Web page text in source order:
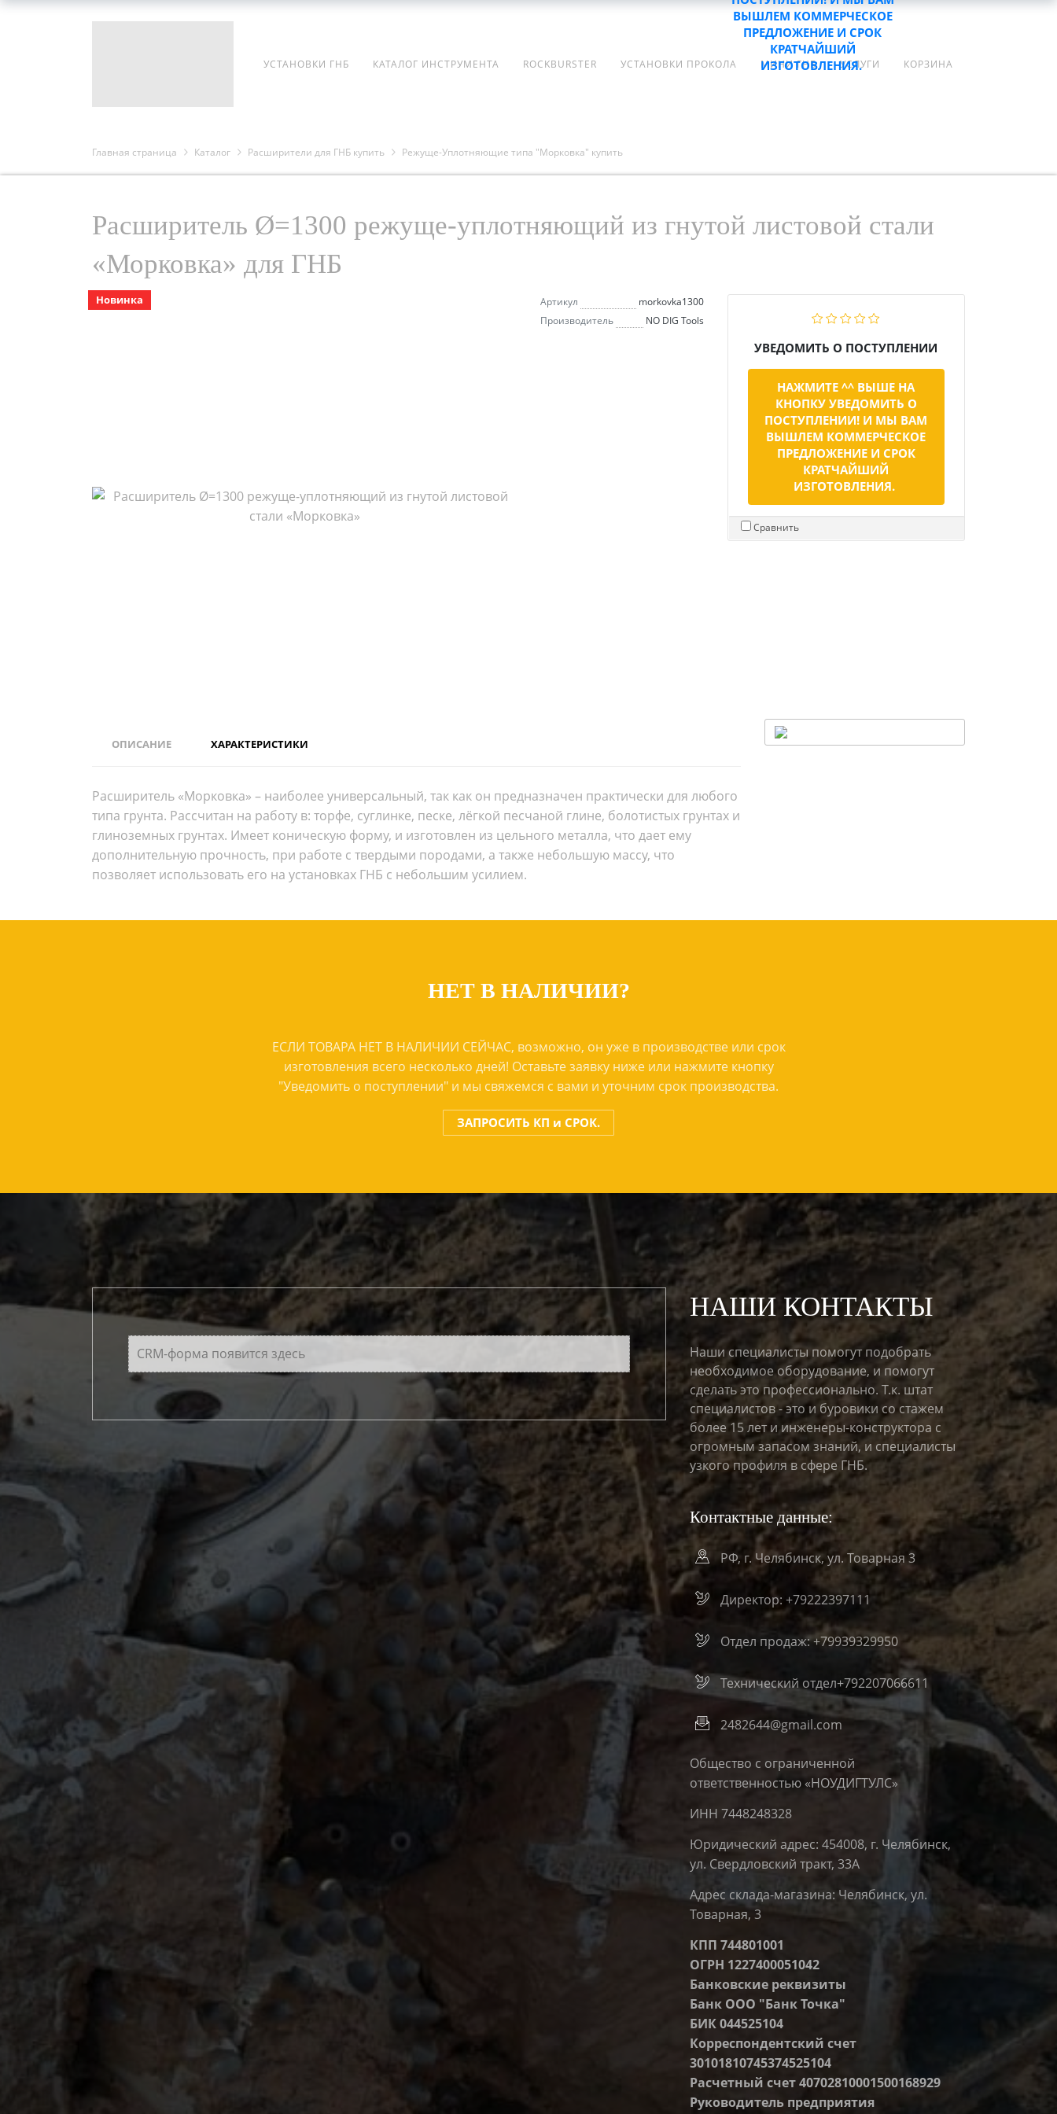
УСТАНОВКИ ГНБ КАТАЛОГ ИНСТРУМЕНТА ROCKBURSTER УСТАНОВКИ ПРОКОЛА МИНИ ГНБ УСЛУГИ КОРЗИНА
Главная страница Каталог Расширители для ГНБ купить Режуще-Уплотняющие типа "Морковка" купить
Расширитель Ø=1300 режуще-уплотняющий из гнутой листовой стали
«Морковка» для ГНБ
Новинка Артикул
morkovka1300
Производитель
NO DIG Tools
УВЕДОМИТЬ О ПОСТУПЛЕНИИ
НАЖМИТЕ ^^ ВЫШЕ НА
КНОПКУ УВЕДОМИТЬ О
ПОСТУПЛЕНИИ! И МЫ ВАМ
ВЫШЛЕМ КОММЕРЧЕСКОЕ
ПРЕДЛОЖЕНИЕ И СРОК
КРАТЧАЙШИЙ
ИЗГОТОВЛЕНИЯ.
Сравнить
ОПИСАНИЕ ХАРАКТЕРИСТИКИ
Расширитель «Морковка» – наиболее универсальный, так как он предназначен практически для любого
типа грунта. Рассчитан на работу в: торфе, суглинке, песке, лёгкой песчаной глине, болотистых грунтах и
глиноземных грунтах. Имеет коническую форму, и изготовлен из цельного металла, что дает ему
дополнительную прочность, при работе с твердыми породами, а также небольшую массу, что
позволяет использовать его на установках ГНБ с небольшим усилием.
ВЫШЛЕМ КОММЕРЧЕСКОЕ
ПРЕДЛОЖЕНИЕ И СРОК
КРАТЧАЙШИЙ
ИЗГОТОВЛЕНИЯ.
НЕТ В НАЛИЧИИ?
ЕСЛИ ТОВАРА НЕТ В НАЛИЧИИ СЕЙЧАС, возможно, он уже в производстве или срок
изготовления всего несколько дней! Оставьте заявку ниже или нажмите кнопку
"Уведомить о поступлении" и мы свяжемся с вами и уточним срок производства.
ЗАПРОСИТЬ КП и СРОК.
CRM-форма появится здесь
НАШИ КОНТАКТЫ
Наши специалисты помогут подобрать
необходимое оборудование, и помогут
сделать это профессионально. Т.к. штат
специалистов - это и буровики со стажем
более 15 лет и инженеры-конструктора с
огромным запасом знаний, и специалисты
узкого профиля в сфере ГНБ.
Контактные данные:
РФ, г. Челябинск, ул. Товарная 3
Директор: +79222397111
Отдел продаж: +79939329950
Технический отдел+792207066611
2482644@gmail.com
Общество с ограниченной
ответственностью «НОУДИГТУЛС»
ИНН 7448248328
Юридический адрес: 454008, г. Челябинск,
ул. Свердловский тракт, 33А
Адрес склада-магазина: Челябинск, ул.
Товарная, 3
КПП 744801001
ОГРН 1227400051042
Банковские реквизиты
Банк ООО "Банк Точка"
БИК 044525104
Корреспондентский счет
30101810745374525104
Расчетный счет 40702810001500168929
Руководитель предприятия